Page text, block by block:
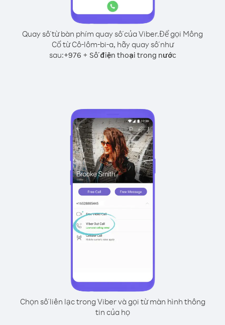
Quay số từ bàn phím quay số của Viber.Để gọi Mông
Cổ từ Cô-lôm-bi-a, hãy quay số như
sau:+976 + Số điện thoại trong nước
Chọn số liên lạc trong Viber và gọi từ màn hình thông
tin của họ